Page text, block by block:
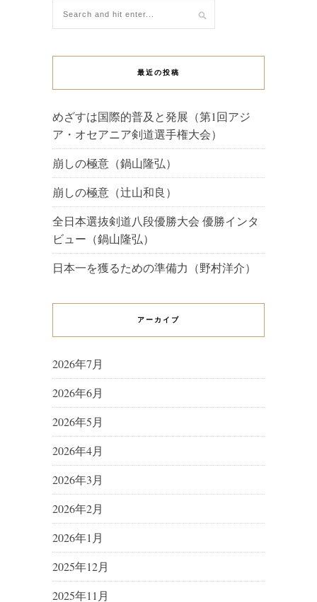
最近の投稿
めざすは国際的普及と発展（第1回アジ
ア・オセアニア剣道選手権大会）
崩しの極意（鍋山隆弘）
崩しの極意（辻山和良）
全日本選抜剣道八段優勝大会 優勝インタ
ビュー（鍋山隆弘）
日本一を獲るための準備力（野村洋介）
アーカイブ
2026年7月
2026年6月
2026年5月
2026年4月
2026年3月
2026年2月
2026年1月
2025年12月
2025年11月